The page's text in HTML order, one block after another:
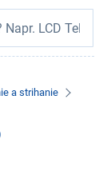
a strihanie